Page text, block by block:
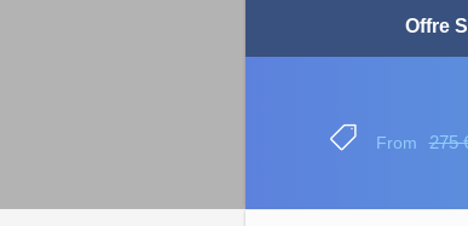
Offre
From 275